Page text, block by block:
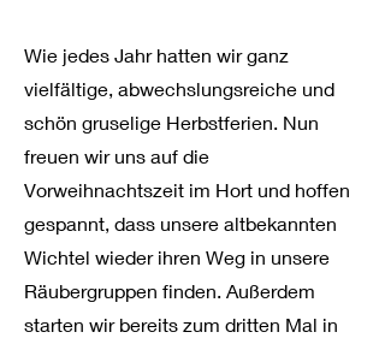
Wie jedes Jahr hatten wir ganz
vielfältige, abwechslungsreiche und
schön gruselige Herbstferien. Nun
freuen wir uns auf die
Vorweihnachtszeit im Hort und hoffen
gespannt, dass unsere altbekannten
Wichtel wieder ihren Weg in unsere
Räubergruppen finden. Außerdem
starten wir bereits zum dritten Mal in